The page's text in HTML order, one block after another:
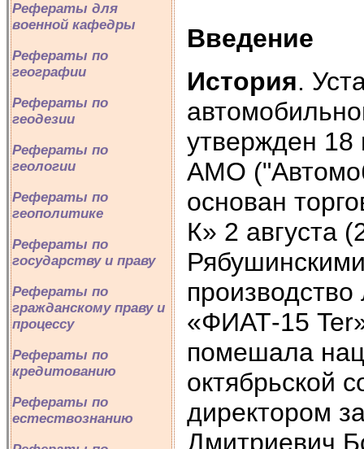
Рефераты для
военной кафедры
Рефераты по
географии
Рефераты по
геодезии
Рефераты по
геологии
Рефераты по
геополитике
Рефераты по
государству и праву
Рефераты по
гражданскому праву и
процессу
Рефераты по
кредитованию
Рефераты по
естествознанию
Введение
История.
утвержден 18
АМО
основан
К» 2 августа
производство
«ФИАТ-15
помешала
октябрьской
директором
Дмитриевич